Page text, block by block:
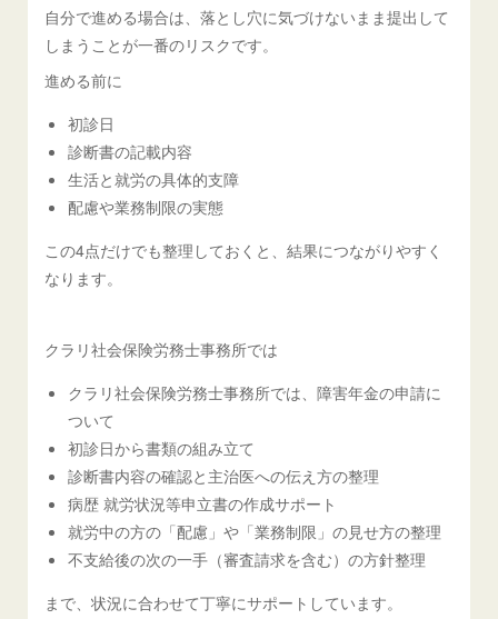
自分で進める場合は、落とし穴に気づけないまま提出して
しまうことが一番のリスクです。
進める前に
初診日
診断書の記載内容
生活と就労の具体的支障
配慮や業務制限の実態
この4点だけでも整理しておくと、結果につながりやすく
なります。
クラリ社会保険労務士事務所では
クラリ社会保険労務士事務所では、障害年金の申請に
ついて
初診日から書類の組み立て
診断書内容の確認と主治医への伝え方の整理
病歴 就労状況等申立書の作成サポート
就労中の方の「配慮」や「業務制限」の見せ方の整理
不支給後の次の一手（審査請求を含む）の方針整理
まで、状況に合わせて丁寧にサポートしています。